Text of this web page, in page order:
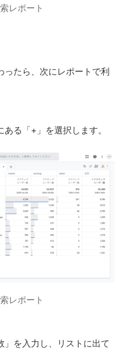
レポート
ったら、次にレポートで利
ある「+」を選択します。
レポート
を入力し、リストに出て